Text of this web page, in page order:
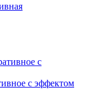
с эффектом